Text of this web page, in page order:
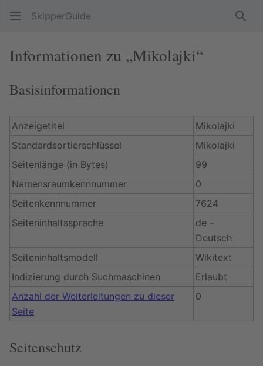
SkipperGuide
Informationen zu „Mikolajki“
Basisinformationen
Anzeigetitel
Mikolajki
Standardsortierschlüssel
Mikolajki
Seitenlänge (in Bytes)
99
Namensraumkennnummer
0
Seitenkennnummer
7624
Seiteninhaltssprache
de -
Deutsch
Seiteninhaltsmodell
Wikitext
Indizierung durch Suchmaschinen
Erlaubt
Anzahl der Weiterleitungen zu dieser
Seite
0
Seitenschutz